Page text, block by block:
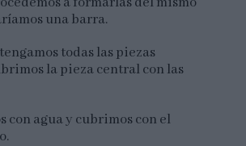
una barra.
todas las piezas
la pieza central con las
con agua y cubrimos con el